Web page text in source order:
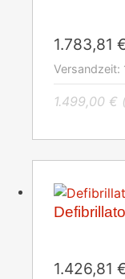
1.783,81
Versandzeit:
1.499,00 €
1.426,81